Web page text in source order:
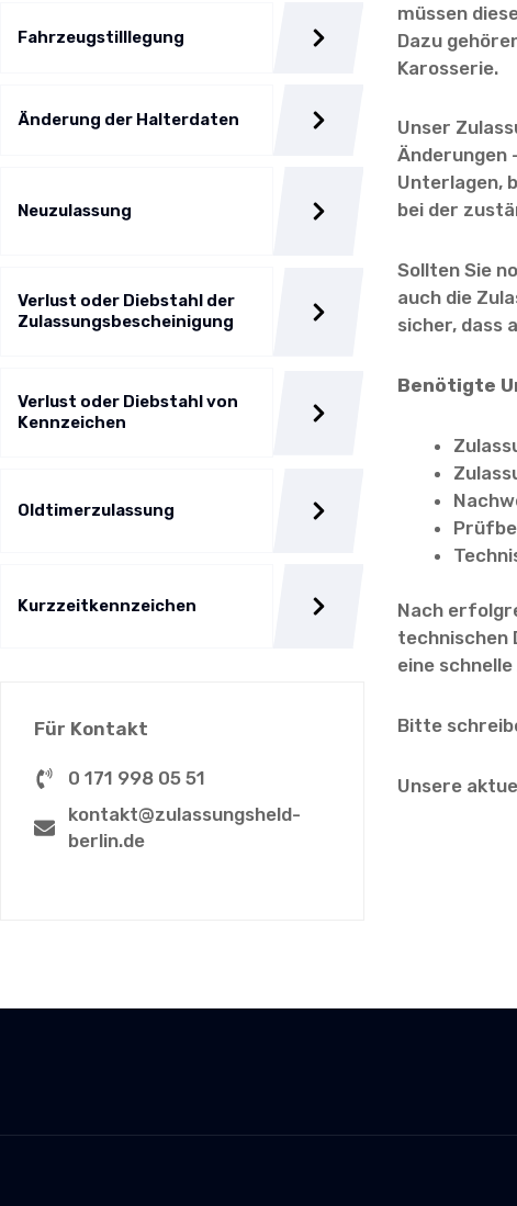
Fahrzeugstilllegung
Änderung der Halterdaten
Neuzulassung
Verlust oder Diebstahl der
Zulassungsbescheinigung
Verlust oder Diebstahl von
Kennzeichen
Oldtimerzulassung
Kurzzeitkennzeichen
Für Kontakt
0 171 998 05 51
kontakt@zulassungsheld-
berlin.de
müssen
Dazu
Karosserie.
Unser
Änderungen
Unterlagen,
bei der
Sollten Sie
auch die
sicher, dass
Benötigte
Nach
technischen
eine
Bitte
Unsere